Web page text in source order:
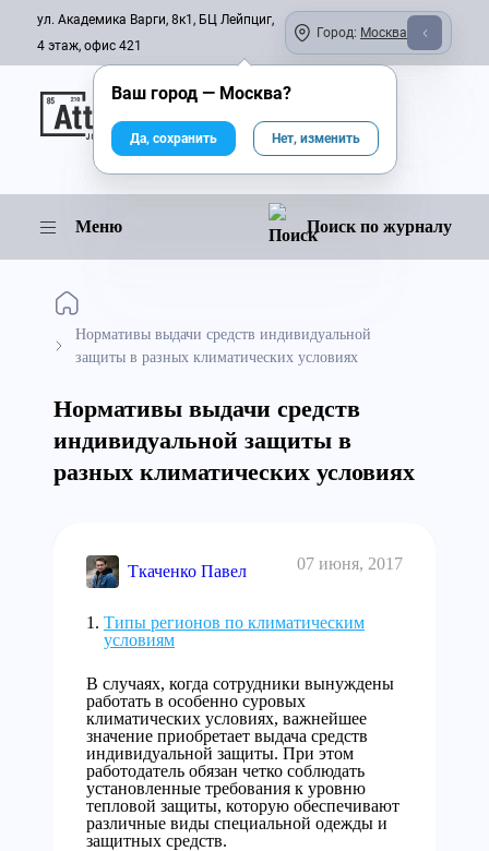
ул. Академика Варги, 8к1, БЦ Лейпциг,
4 этаж, офис 421
Город: Москва
Онлайн-журнал
Меню Поиск по журналу
Нормативы выдачи средств индивидуальной
защиты в разных климатических условиях
Нормативы выдачи средств
индивидуальной защиты в
разных климатических условиях
Ткаченко Павел 07 июня, 2017
Типы регионов по климатическим
условиям
В случаях, когда сотрудники вынуждены
работать в особенно суровых
климатических условиях, важнейшее
значение приобретает выдача средств
индивидуальной защиты. При этом
работодатель обязан четко соблюдать
установленные требования к уровню
тепловой защиты, которую обеспечивают
различные виды специальной одежды и
защитных средств.
Ваш город — Москва?
Да, сохранить Нет, изменить